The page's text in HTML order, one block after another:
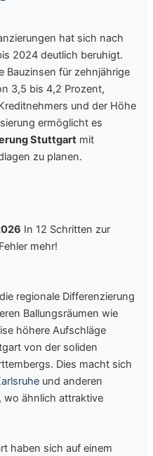
hat sich nach
2024 deutlich beruhigt.
Bauzinsen für zehnjährige
3,5 bis 4,2 Prozent,
und der Höhe
ermöglicht es
Stuttgart mit
zu planen.
In 12 Schritten zur
mehr!
regionale Differenzierung
Ballungsräumen wie
höhere Aufschläge
von der soliden
Dies macht sich
und anderen
wo ähnlich attraktive
haben sich auf einem